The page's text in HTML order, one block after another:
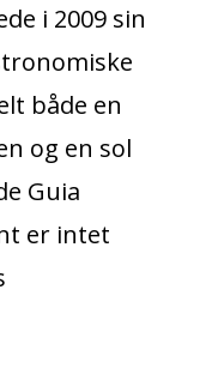
i 2009 sin
både en
og en sol
Guia
er intet